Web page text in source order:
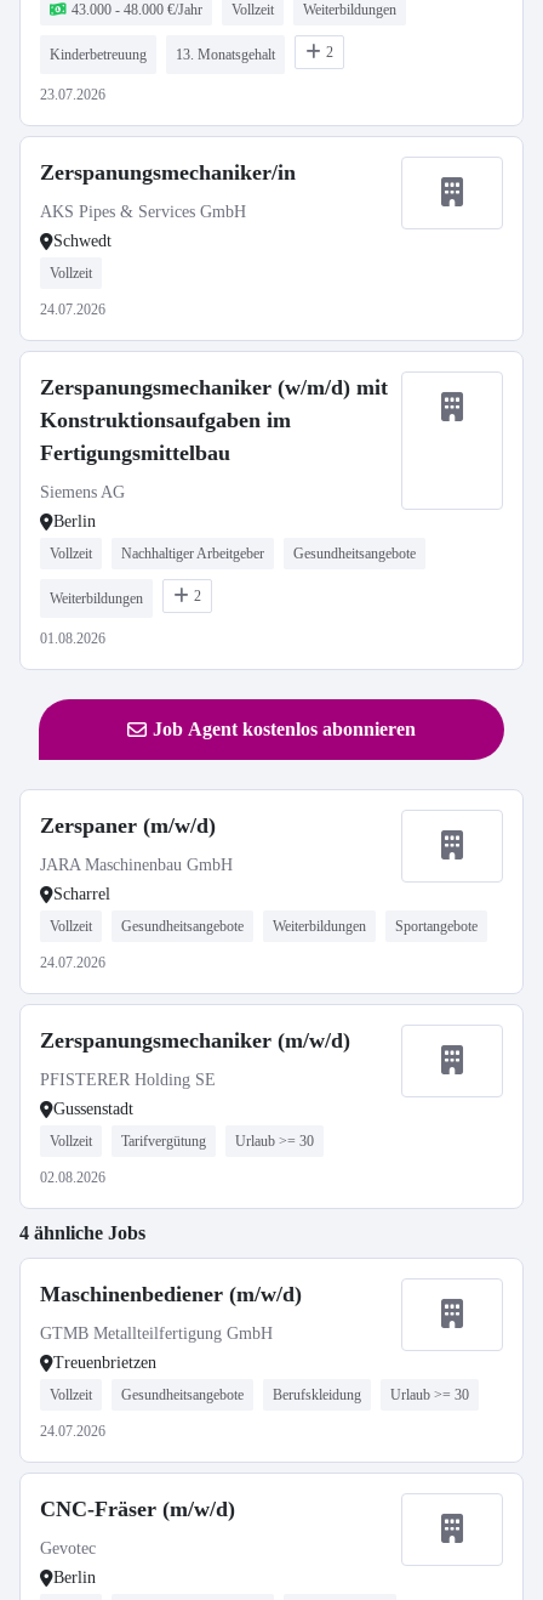
43.000 - 48.000 €/Jahr Vollzeit Weiterbildungen
Kinderbetreuung 13. Monatsgehalt 2
23.07.2026
Zerspanungsmechaniker/in
AKS Pipes & Services GmbH
Schwedt
Vollzeit
24.07.2026
Zerspanungsmechaniker (w/m/d) mit
Konstruktionsaufgaben im
Fertigungsmittelbau
Siemens AG
Berlin
Vollzeit Nachhaltiger Arbeitgeber Gesundheitsangebote
Weiterbildungen 2
01.08.2026
Job Agent kostenlos abonnieren
Zerspaner (m/w/d)
JARA Maschinenbau GmbH
Scharrel
Vollzeit Gesundheitsangebote Weiterbildungen Sportangebote
24.07.2026
Zerspanungsmechaniker (m/w/d)
PFISTERER Holding SE
Gussenstadt
Vollzeit Tarifvergütung Urlaub >= 30
02.08.2026
4 ähnliche Jobs
Maschinenbediener (m/w/d)
GTMB Metallteilfertigung GmbH
Treuenbrietzen
Vollzeit Gesundheitsangebote Berufskleidung Urlaub >= 30
24.07.2026
CNC-Fräser (m/w/d)
Gevotec
Berlin